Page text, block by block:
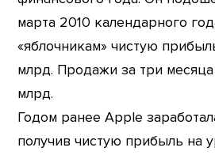
марта 2010 календарного
«яблочникам» чистую
млрд. Продажи за три месяца
млрд.
Годом ранее Apple
получив чистую прибыль на